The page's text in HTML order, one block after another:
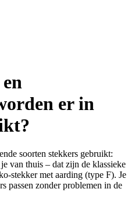
er in
soorten stekkers gebruikt:
van thuis – dat zijn de klassieke
stekker met aarding (type F). Je
passen zonder problemen in de